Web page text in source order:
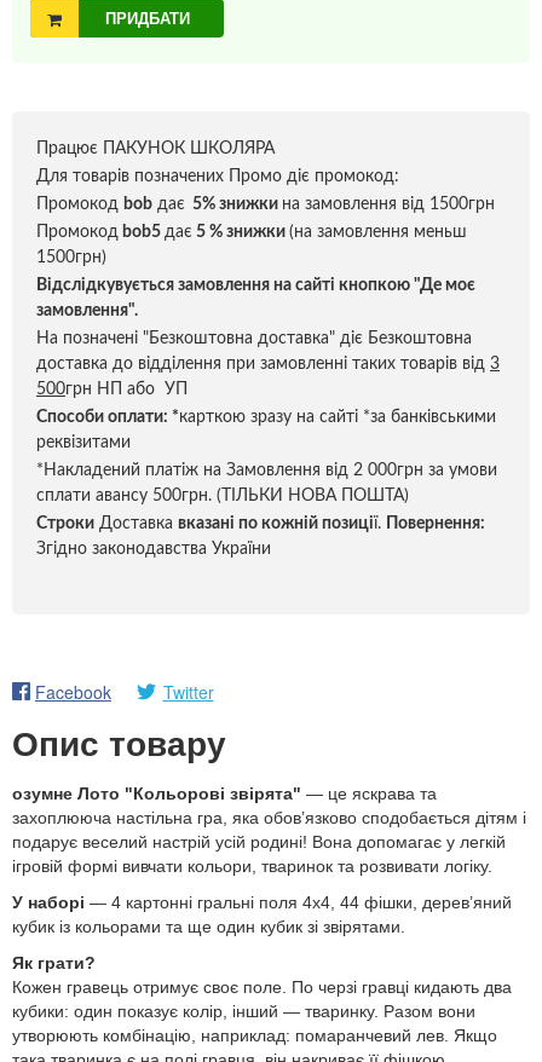
ПРИДБАТИ
Працює ПАКУНОК ШКОЛЯРА
Для товарів позначених Промо діє промокод:
Промокод bob дає 5% знижки на замовлення від 1500грн
Промокод bob5 дає 5 % знижки (на замовлення меньш
1500грн)
Відслідкувується замовлення на сайті кнопкою "Де моє
замовлення".
На позначені "Безкоштовна доставка" діє Безкоштовна
доставка до відділення при замовленні таких товарів від 3
500грн НП або УП
Способи оплати: *карткою зразу на сайті *за банківськими
реквізитами
*Накладений платіж на Замовлення від 2 000грн за умови
сплати авансу 500грн. (ТІЛЬКИ НОВА ПОШТА)
Строки Доставка вказані по кожній позиції.
Повернення:
Згідно законодавства України
Facebook Twitter
Опис товару
озумне Лото "Кольорові звірята" — це яскрава та
захоплююча настільна гра, яка обов’язково сподобається дітям і
подарує веселий настрій усій родині! Вона допомагає у легкій
ігровій формі вивчати кольори, тваринок та розвивати логіку.
У наборі — 4 картонні гральні поля 4х4, 44 фішки, дерев’яний
кубик із кольорами та ще один кубик зі звірятами.
Як грати?
Кожен гравець отримує своє поле. По черзі гравці кидають два
кубики: один показує колір, інший — тваринку. Разом вони
утворюють комбінацію, наприклад: помаранчевий лев. Якщо